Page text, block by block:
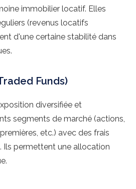
immobilier locatif. Elles
(revenus locatifs
d'une certaine stabilité dans
Funds)
diversifiée et
segments de marché (actions,
etc.) avec des frais
Ils permettent une allocation